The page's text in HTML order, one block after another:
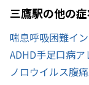
三鷹駅の他の
喘息呼吸困難イ
ADHD手足口病ア
ノロウイルス腹痛